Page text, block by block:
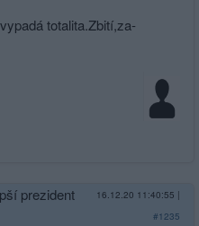
totalita.Zbití,za­
prezident
16.12.20 11:40:55 |
#1235